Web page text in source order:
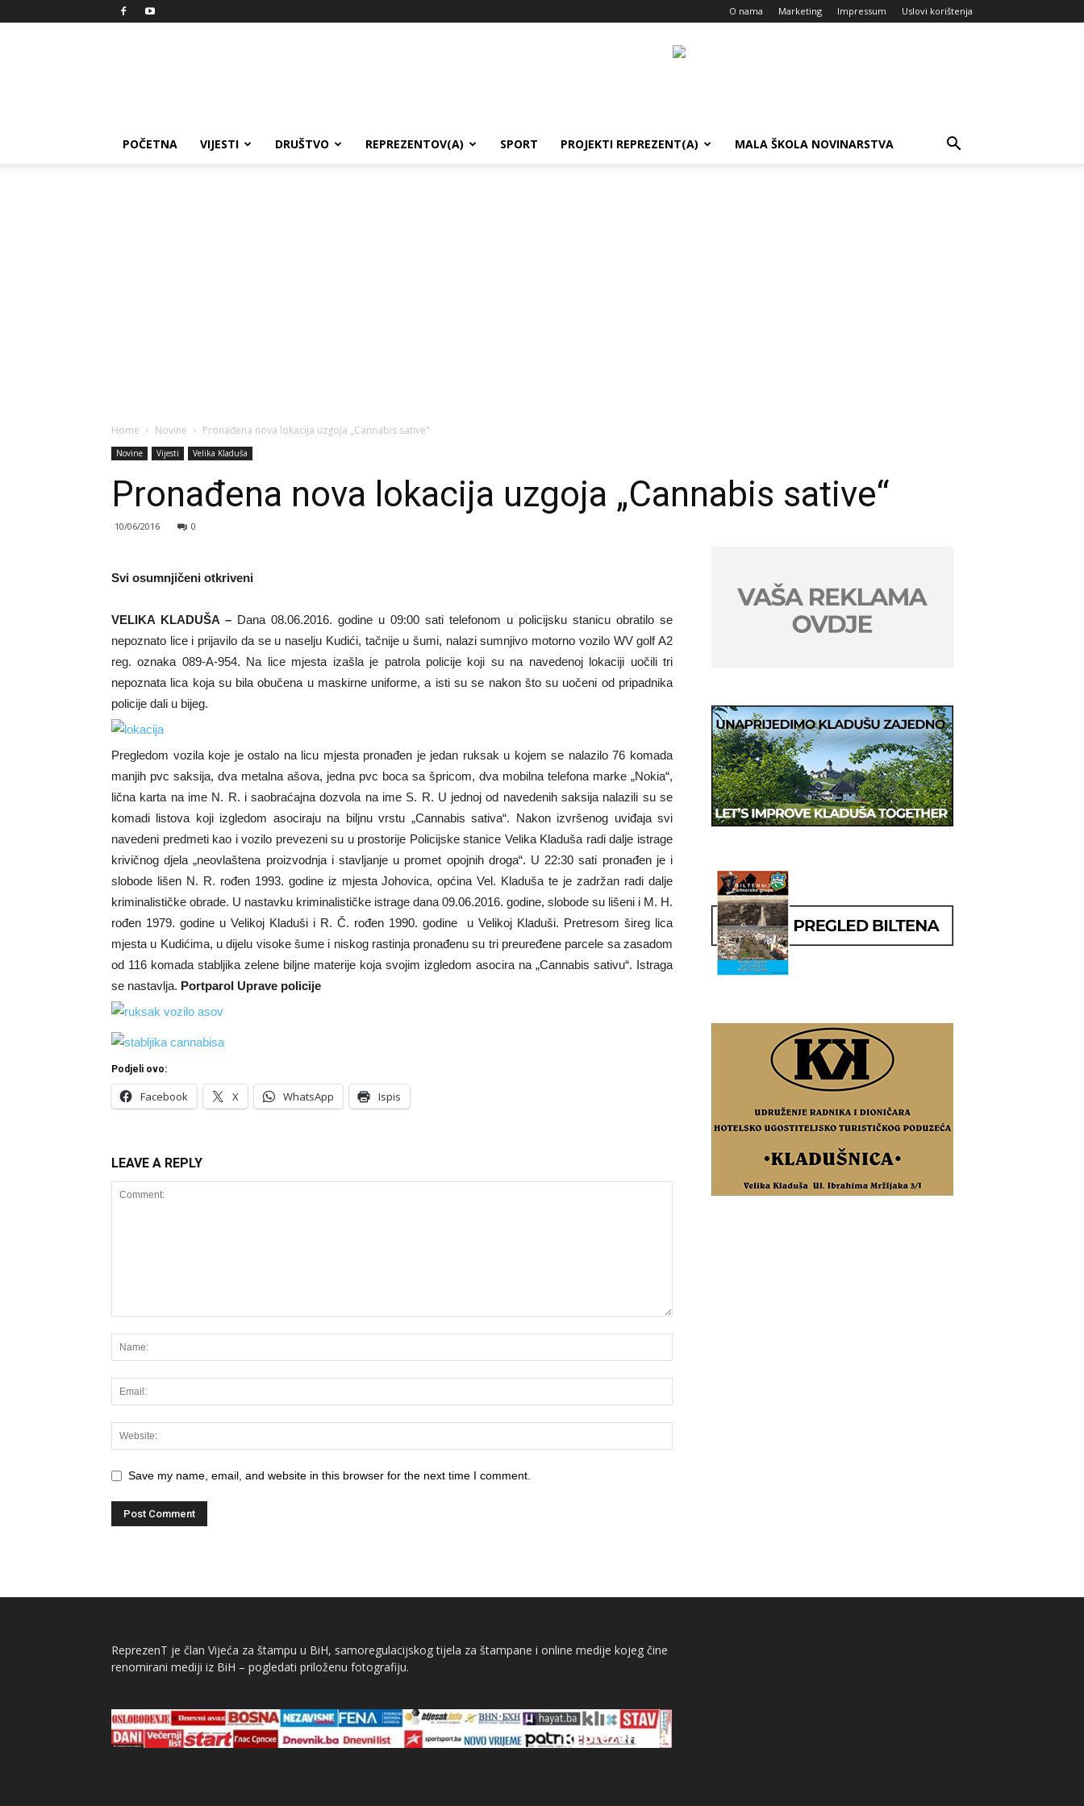
O nama Marketing Impressum Uslovi korištenja
POČETNA VIJESTI DRUŠTVO REPREZENTOV(A) SPORT PROJEKTI REPREZENT(A) MALA ŠKOLA NOVINARSTVA
Home Novine Pronađena nova lokacija uzgoja „Cannabis sative“
Novine Vijesti Velika Kladuša
Pronađena nova lokacija uzgoja „Cannabis sative“
10/06/2016 0
Svi osumnjičeni otkriveni
VELIKA KLADUŠA – Dana 08.06.2016. godine u 09:00 sati telefonom u policijsku stanicu obratilo se
nepoznato lice i prijavilo da se u naselju Kudići, tačnije u šumi, nalazi sumnjivo motorno vozilo WV golf A2
reg. oznaka 089-A-954. Na lice mjesta izašla je patrola policije koji su na navedenoj lokaciji uočili tri
nepoznata lica koja su bila obučena u maskirne uniforme, a isti su se nakon što su uočeni od pripadnika
policije dali u bijeg.
Pregledom vozila koje je ostalo na licu mjesta pronađen je jedan ruksak u kojem se nalazilo 76 komada
manjih pvc saksija, dva metalna ašova, jedna pvc boca sa špricom, dva mobilna telefona marke „Nokia“,
lična karta na ime N. R. i saobraćajna dozvola na ime S. R. U jednoj od navedenih saksija nalazili su se
komadi listova koji izgledom asociraju na biljnu vrstu „Cannabis sativa“. Nakon izvršenog uviđaja svi
navedeni predmeti kao i vozilo prevezeni su u prostorije Policijske stanice Velika Kladuša radi dalje istrage
krivičnog djela „neovlaštena proizvodnja i stavljanje u promet opojnih droga“. U 22:30 sati pronađen je i
slobode lišen N. R. rođen 1993. godine iz mjesta Johovica, općina Vel. Kladuša te je zadržan radi dalje
kriminalističke obrade. U nastavku kriminalističke istrage dana 09.06.2016. godine, slobode su lišeni i M. H.
rođen 1979. godine u Velikoj Kladuši i R. Č. rođen 1990. godine u Velikoj Kladuši. Pretresom šireg lica
mjesta u Kudićima, u dijelu visoke šume i niskog rastinja pronađenu su tri preuređene parcele sa zasadom
od 116 komada stabljika zelene biljne materije koja svojim izgledom asocira na „Cannabis sativu“. Istraga
se nastavlja. Portparol Uprave policije
Podjeli ovo:
Facebook X WhatsApp Ispis
LEAVE A REPLY
Save my name, email, and website in this browser for the next time I comment.
ReprezenT je član Vijeća za štampu u BiH, samoregulacijskog tijela za štampane i online medije kojeg čine
renomirani mediji iz BiH – pogledati priloženu fotografiju.